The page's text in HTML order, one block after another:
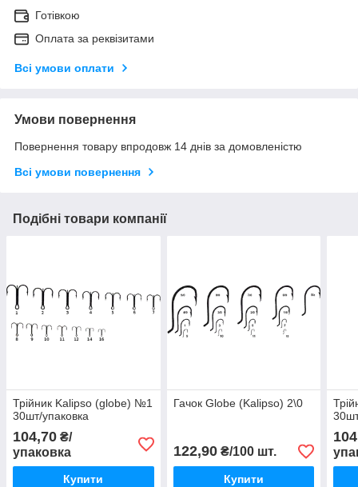
Готівкою
Оплата за реквізитами
Всі умови оплати
Умови повернення
Повернення товару впродовж 14 днів за домовленістю
Всі умови повернення
Подібні товари компанії
Трійник Kalipso (globe) №1
30шт/упаковка
104,70 ₴/
упаковка
Купити
Гачок Globe (Kalipso) 2\0
122,90₴/100 шт.
Купити